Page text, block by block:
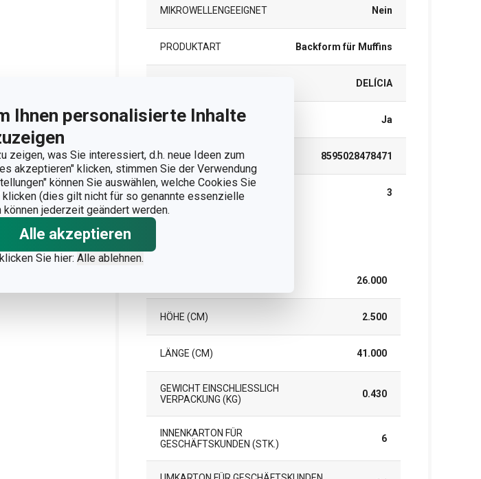
Ihnen personalisierte Inhalte
zeigen, was Sie interessiert, d.h. neue Ideen zum
akzeptieren" klicken, stimmen Sie der Verwendung
können Sie auswählen, welche Cookies Sie
klicken (dies gilt nicht für so genannte essenzielle
jederzeit geändert werden.
Alle akzeptieren
Sie hier: Alle ablehnen.
MIKROWELLENGEEIGNET Nein
PRODUKTART Backform für Muffins
DELÍCIA
SPÜLMASCHINE Ja
EAN 8595028478471
GARANTIE (IN JAHREN) 3
26.000
HÖHE (CM) 2.500
LÄNGE (CM) 41.000
GEWICHT EINSCHLIESSLICH V
ERPACKUNG (KG)
0.430
INNENKARTON FÜR
GESCHÄFTSKUNDEN (STK.)
6